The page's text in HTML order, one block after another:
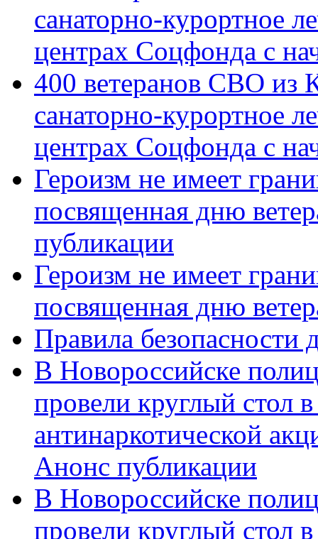
санаторно-курортное
центрах Соцфонда с
400 ветеранов СВО из
санаторно-курортное
центрах Соцфонда с
Героизм не имеет
посвященная дню
публикации
Героизм не имеет
посвященная дню
Правила безопасности
В Новороссийске
провели круглый стол
антинаркотической
Анонс публикации
В Новороссийске
провели круглый стол